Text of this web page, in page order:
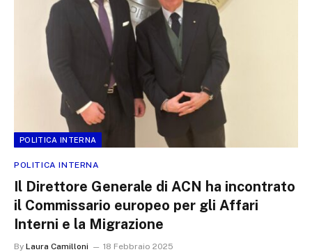
POLITICA INTERNA
POLITICA INTERNA
Il Direttore Generale di ACN ha incontrato
il Commissario europeo per gli Affari
Interni e la Migrazione
By Laura Camilloni 18 Febbraio 2025